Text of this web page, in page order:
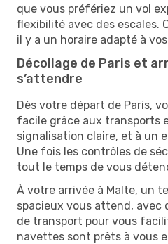
que vous préfériez un vol
flexibilité avec des escales.
il y a un horaire adapté à
Décollage de Paris et
s’attendre
Dès votre départ de Paris,
facile grâce aux transports
signalisation claire, et à un
Une fois les contrôles de
tout le temps de vous
À votre arrivée à Malte, un
spacieux vous attend, avec
de transport pour vous
navettes sont prêts à vous